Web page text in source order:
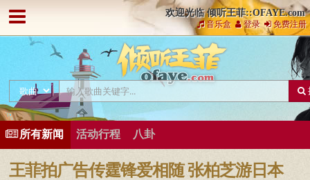
欢迎光临 倾听王菲::OFAYE.com
音乐盒 登录 免费注册
所有新闻 活动行程 八卦
王菲拍广告传霆锋爱相随 张柏芝游日本